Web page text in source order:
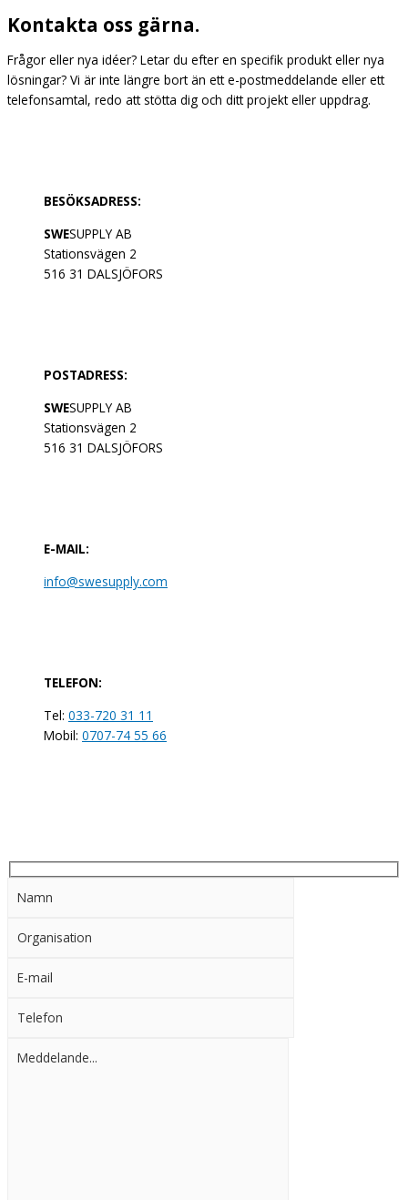
Kontakta oss gärna.
Frågor eller nya idéer? Letar du efter en specifik produkt eller nya
lösningar? Vi är inte längre bort än ett e-postmeddelande eller ett
telefonsamtal, redo att stötta dig och ditt projekt eller uppdrag.
BESÖKSADRESS:
SWESUPPLY AB
Stationsvägen 2
516 31 DALSJÖFORS
POSTADRESS:
SWESUPPLY AB
Stationsvägen 2
516 31 DALSJÖFORS
E-MAIL:
info@swesupply.com
TELEFON:
Tel: 033-720 31 11
Mobil: 0707-74 55 66